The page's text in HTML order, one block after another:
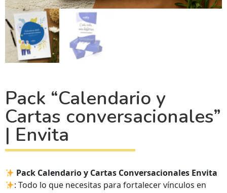
Pack “Calendario y
Cartas conversacionales”
| Envita
Pack Calendario y Cartas Conversacionales Envita
: Todo lo que necesitas para fortalecer vínculos en